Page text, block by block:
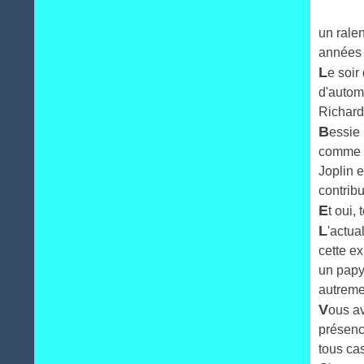
un
années
Le soir
Bessie
Joplin
Et oui,
L
cette
un
Vous
tous